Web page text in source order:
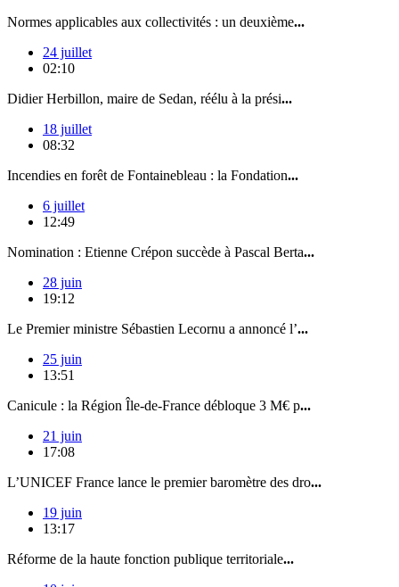
Normes applicables aux collectivités : un deuxième...
24 juillet
02:10
Didier Herbillon, maire de Sedan, réélu à la prési...
18 juillet
08:32
Incendies en forêt de Fontainebleau : la Fondation...
6 juillet
12:49
Nomination : Etienne Crépon succède à Pascal Berta...
28 juin
19:12
Le Premier ministre Sébastien Lecornu a annoncé l’...
25 juin
13:51
Canicule : la Région Île-de-France débloque 3 M€ p...
21 juin
17:08
L’UNICEF France lance le premier baromètre des dro...
19 juin
13:17
Réforme de la haute fonction publique territoriale...